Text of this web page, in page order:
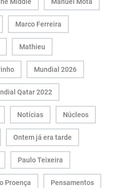
Marco Ferreira
Mathieu
Mundial 2026
Qatar 2022
Notícias Núcleos
Ontem já era tarde
Paulo Teixeira
Proença Pensamentos